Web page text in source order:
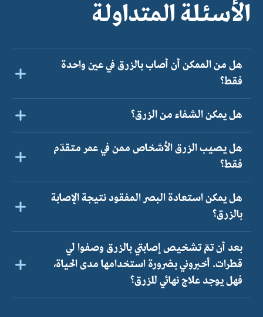
الأسئلة المتداولة
هل من الممكن أن أصاب بالزرق في عين واحدة
فقط؟
هل يمكن الشفاء من الزرق؟
هل يصيب الزرق الأشخاص ممن في عمر متقدّم
فقط؟
هل يمكن استعادة البصر المفقود نتيجة الإصابة
بالزرق؟
بعد أن تمّ تشخيص إصابتي بالزرق وصفوا لي
قطرات. أخبروني بضرورة استخدامها مدى الحياة،
فهل يوجد علاج نهائي للزرق؟